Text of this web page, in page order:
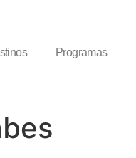
Programas